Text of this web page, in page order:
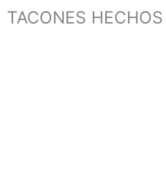
TACONES